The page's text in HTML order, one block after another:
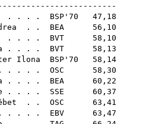
. . . . BSP'70 47,18
. . BEA 56,10
. . . . BVT 58,10
. . . . BVT 58,13
Ilona BSP'70 58,14
. . . . OSC 58,30
. . . . BEA 60,22
. . . . SSE 60,37
. . OSC 63,41
. . . . EBV 63,47